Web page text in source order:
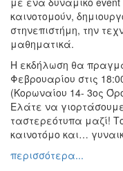
καινοτομούν,
στηνεπιστήμη, την
μαθηματικά.
Η εκδήλωση θα
Φεβρουαρίου στις
(Κορωναίου 14- 3ος
Ελάτε να
ταστερεότυπα μαζί!
καινοτόμο και…
περισσότερα...